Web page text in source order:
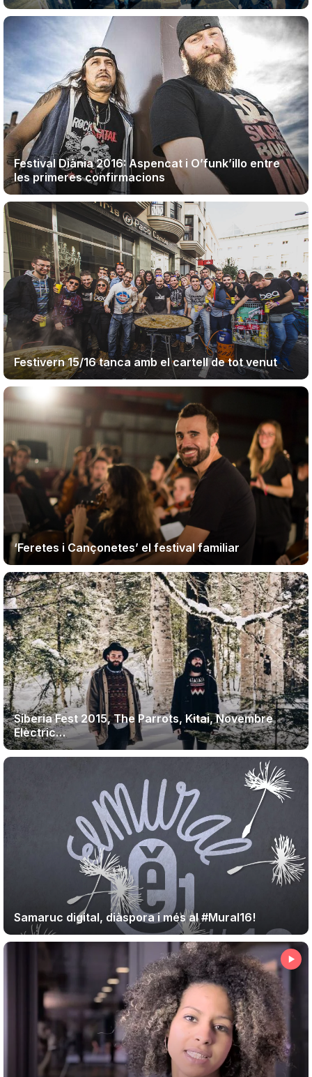
Festival Diània 2016: Aspencat i O’funk’illo entre
les primeres confirmacions
Festivern 15/16 tanca amb el cartell de tot venut
‘Feretes i Cançonetes’ el festival familiar
Siberia Fest 2015, The Parrots, Kitai, Novembre
Elèctric…
Samaruc digital, diàspora i més al #Mural16!